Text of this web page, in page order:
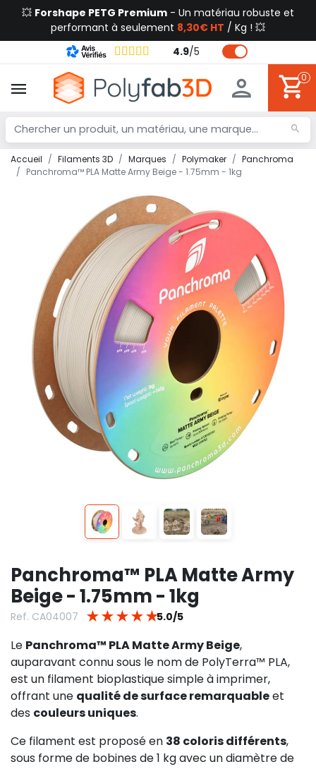
💥 Forshape PETG Premium - Un matériau robuste et
performant à seulement 8,30€ HT / Kg ! 💥
4.9/5
0
Accueil Filaments 3D Marques Polymaker
Panchroma
Panchroma™ PLA Matte Army Beige - 1.75mm - 1kg
Panchroma™ PLA Matte Army
Beige - 1.75mm - 1kg
Ref. CA04007 ★ ★ ★ ★ ★5.0/5
Le Panchroma™ PLA Matte Army Beige,
auparavant connu sous le nom de PolyTerra™ PLA,
est un filament bioplastique simple à imprimer,
offrant une qualité de surface remarquableet
des couleurs uniques.
Ce filament est proposé en 38 coloris différents,
sous forme de bobines de 1 kg avec un diamètre de